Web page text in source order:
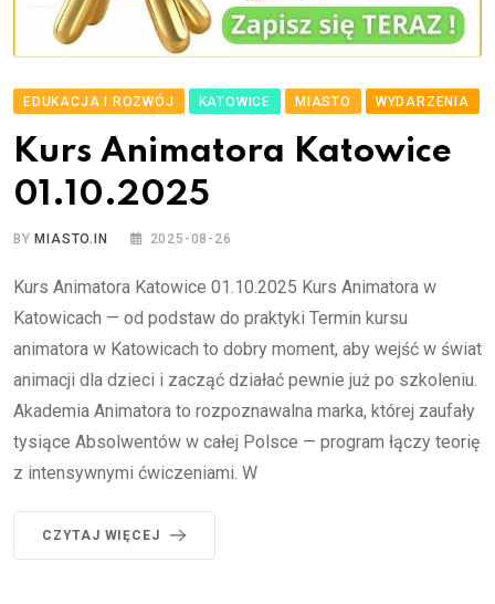
EDUKACJA I ROZWÓJ KATOWICE MIASTO WYDARZENIA
Kurs Animatora Katowice
01.10.2025
BYMIASTO.IN 2025-08-26
Kurs Animatora Katowice 01.10.2025 Kurs Animatora w
Katowicach — od podstaw do praktyki Termin kursu
animatora w Katowicach to dobry moment, aby wejść w świat
animacji dla dzieci i zacząć działać pewnie już po szkoleniu.
Akademia Animatora to rozpoznawalna marka, której zaufały
tysiące Absolwentów w całej Polsce — program łączy teorię
z intensywnymi ćwiczeniami. W
CZYTAJ WIĘCEJ